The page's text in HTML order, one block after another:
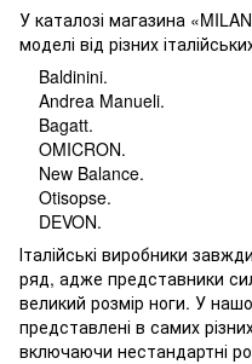
У каталозі магазина
моделі від різних
Baldinini.
Andrea Manueli.
Bagatt.
OMICRON.
New Balance.
Otisopse.
DEVON.
Італійські виробники
ряд, адже представники
великий розмір ноги. У
представлені в самих
включаючи нестандартні